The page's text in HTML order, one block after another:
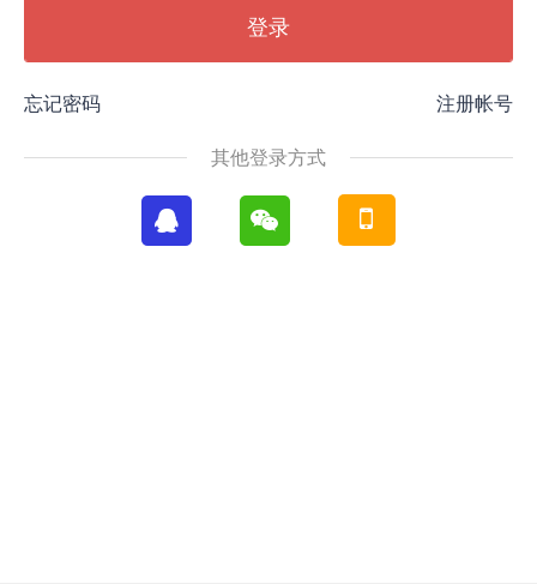
登录
忘记密码 注册帐号
其他登录方式